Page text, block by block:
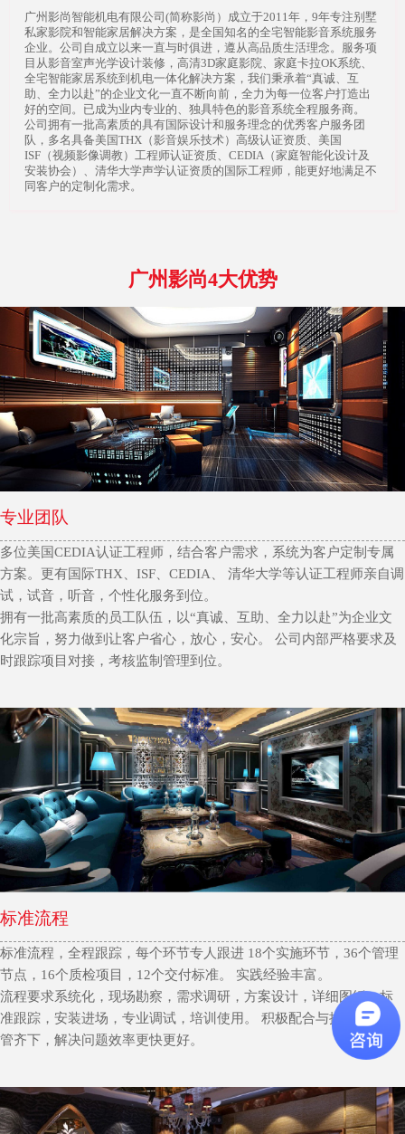
广州影尚智能机电有限公司(简称影尚）成立于2011年，9年专注别墅
私家影院和智能家居解决方案，是全国知名的全宅智能影音系统服务
企业。公司自成立以来一直与时俱进，遵从高品质生活理念。服务项
目从影音室声光学设计装修，高清3D家庭影院、家庭卡拉OK系统、
全宅智能家居系统到机电一体化解决方案，我们秉承着“真诚、互
助、全力以赴”的企业文化一直不断向前，全力为每一位客户打造出
好的空间。已成为业内专业的、独具特色的影音系统全程服务商。
公司拥有一批高素质的具有国际设计和服务理念的优秀客户服务团
队，多名具备美国THX（影音娱乐技术）高级认证资质、美国
ISF（视频影像调教）工程师认证资质、CEDIA（家庭智能化设计及
安装协会）、清华大学声学认证资质的国际工程师，能更好地满足不
同客户的定制化需求。
广州影尚4大优势
专业团队
多位美国CEDIA认证工程师，结合客户需求，系统为客户定制专属
方案。更有国际THX、ISF、CEDIA、 清华大学等认证工程师亲自调
试，试音，听音，个性化服务到位。
拥有一批高素质的员工队伍，以“真诚、互助、全力以赴”为企业文
化宗旨，努力做到让客户省心，放心，安心。 公司内部严格要求及
时跟踪项目对接，考核监制管理到位。
标准流程
标准流程，全程跟踪，每个环节专人跟进 18个实施环节，36个管理
节点，16个质检项目，12个交付标准。 实践经验丰富。
流程要求系统化，现场勘察，需求调研，方案设计，详细图纸，标
准跟踪，安装进场，专业调试，培训使用。 积极配合与提供意见双
管齐下，解决问题效率更快更好。